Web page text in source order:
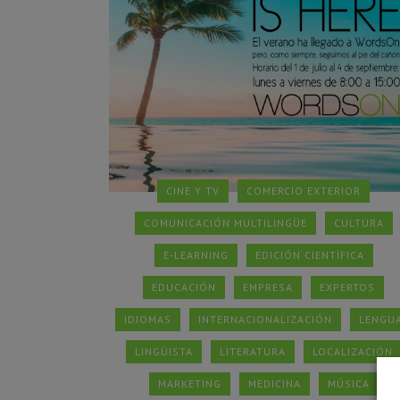
CINE Y TV COMERCIO EXTERIOR
COMUNICACIÓN MULTILINGÜE CULTURA
E-LEARNING EDICIÓN CIENTÍFICA
EDUCACIÓN EMPRESA EXPERTOS
IDIOMAS INTERNACIONALIZACIÓN
LINGÜISTA LITERATURA LOCALIZACIÓN
MARKETING MEDICINA MÚSICA